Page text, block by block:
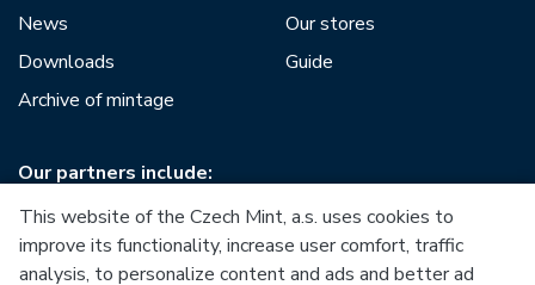
News
Downloads
Archive of mintage
Our stores
Guide
Our partners include:
This website of the Czech Mint, a.s. uses cookies to
improve its functionality, increase user comfort, traffic
analysis, to personalize content and ads and better ad